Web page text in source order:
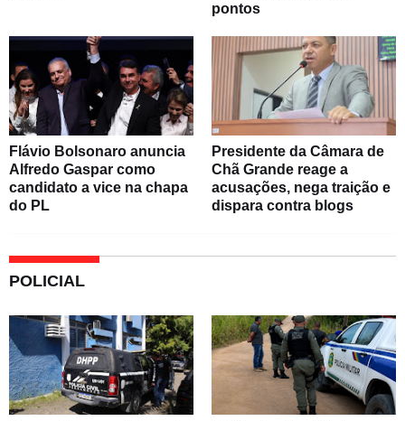
pontos
Flávio Bolsonaro anuncia
Alfredo Gaspar como
candidato a vice na chapa
do PL
Presidente da Câmara de
Chã Grande reage a
acusações, nega traição e
dispara contra blogs
POLICIAL